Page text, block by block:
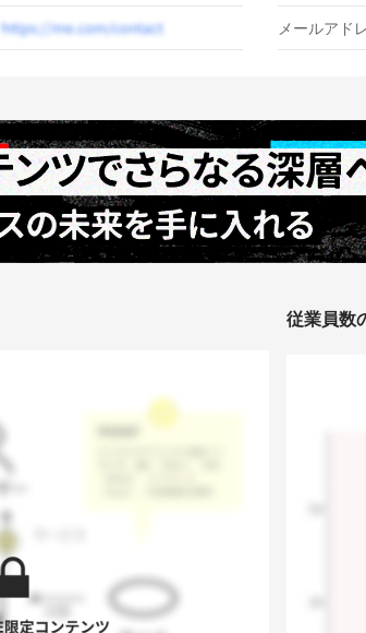
メールアド
従業員数